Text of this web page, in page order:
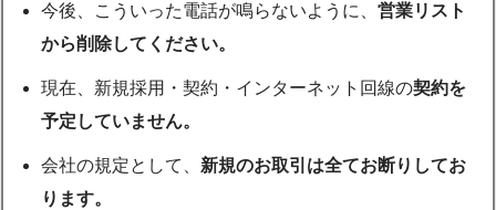
今後、こういった電話が鳴らないように、営業リスト
から削除してください。
現在、新規採用・契約・インターネット回線の契約を
予定していません。
会社の規定として、 新規のお取引は全てお断りしてお
ります。